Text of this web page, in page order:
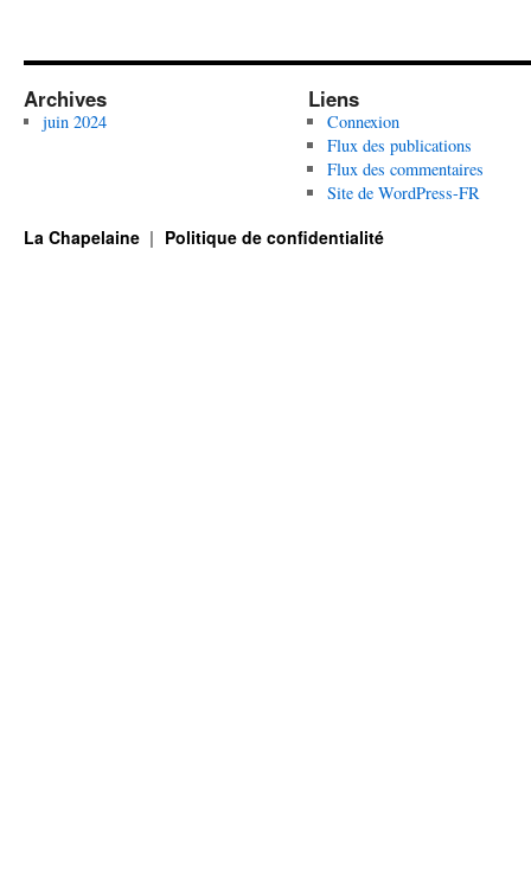
Archives
juin 2024
Liens
Connexion
Flux des publications
Flux des commentaires
Site de WordPress-FR
La Chapelaine Politique de confidentialité